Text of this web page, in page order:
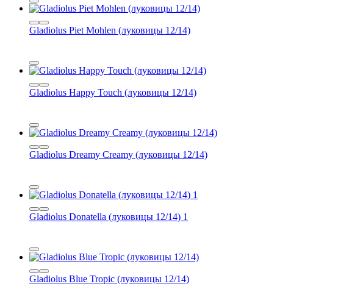
Gladiolus Piet Mohlen (луковицы 12/14)
Gladiolus Happy Touch (луковицы 12/14)
Gladiolus Dreamy Creamy (луковицы 12/14)
Gladiolus Donatella (луковицы 12/14) 1
Gladiolus Blue Tropic (луковицы 12/14)